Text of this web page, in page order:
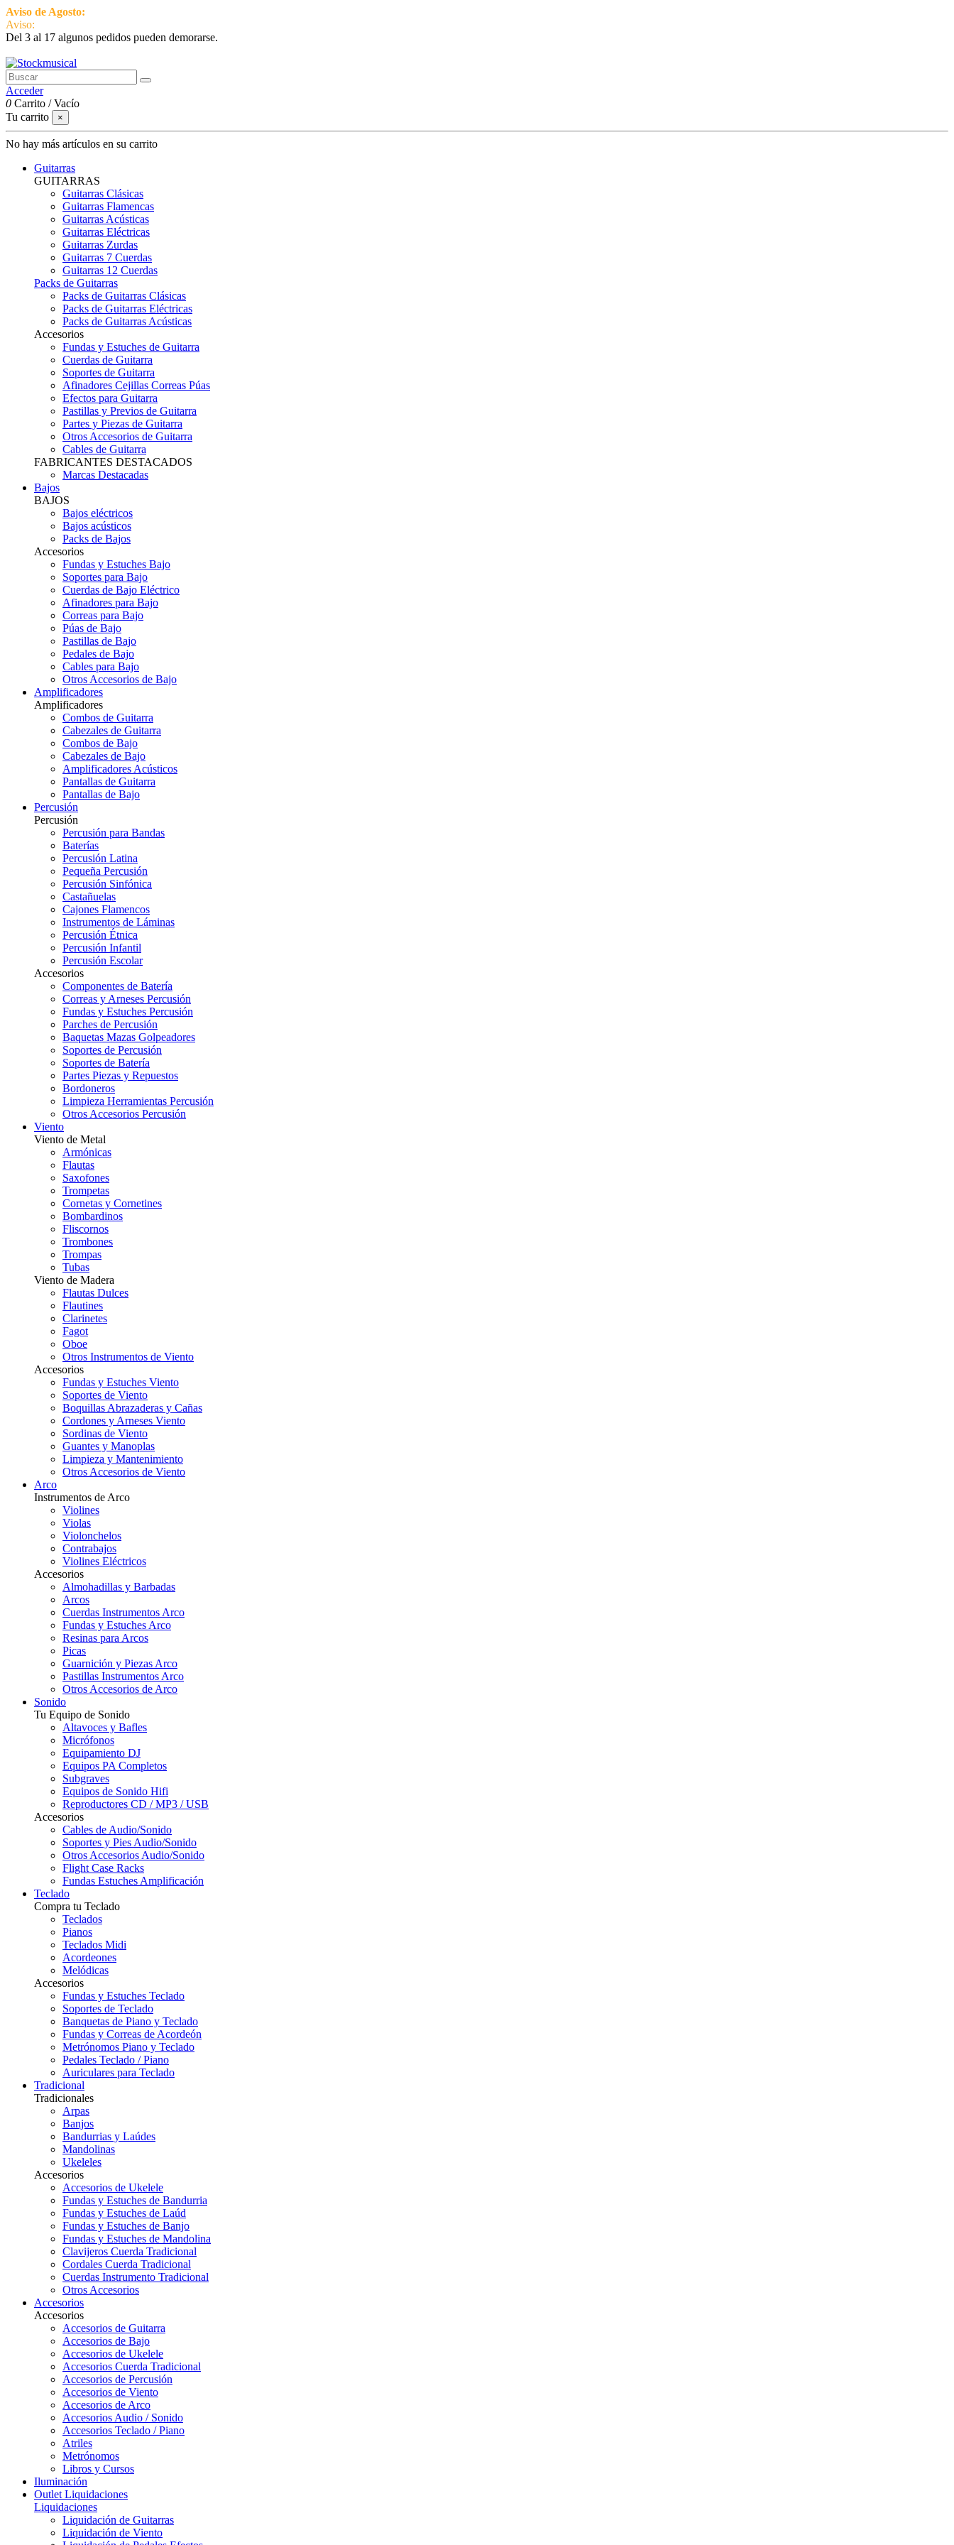
Aviso de Agosto:
Aviso:
Del 3 al 17 algunos pedidos pueden demorarse.
Acceder
0 Carrito /Vacío
Tu carrito
×
No hay más artículos en su carrito
Guitarras
GUITARRAS
Guitarras Clásicas
Guitarras Flamencas
Guitarras Acústicas
Guitarras Eléctricas
Guitarras Zurdas
Guitarras 7 Cuerdas
Guitarras 12 Cuerdas
Packs de Guitarras
Packs de Guitarras Clásicas
Packs de Guitarras Eléctricas
Packs de Guitarras Acústicas
Accesorios
Fundas y Estuches de Guitarra
Cuerdas de Guitarra
Soportes de Guitarra
Afinadores Cejillas Correas Púas
Efectos para Guitarra
Pastillas y Previos de Guitarra
Partes y Piezas de Guitarra
Otros Accesorios de Guitarra
Cables de Guitarra
FABRICANTES DESTACADOS
Marcas Destacadas
Bajos
BAJOS
Bajos eléctricos
Bajos acústicos
Packs de Bajos
Accesorios
Fundas y Estuches Bajo
Soportes para Bajo
Cuerdas de Bajo Eléctrico
Afinadores para Bajo
Correas para Bajo
Púas de Bajo
Pastillas de Bajo
Pedales de Bajo
Cables para Bajo
Otros Accesorios de Bajo
Amplificadores
Amplificadores
Combos de Guitarra
Cabezales de Guitarra
Combos de Bajo
Cabezales de Bajo
Amplificadores Acústicos
Pantallas de Guitarra
Pantallas de Bajo
Percusión
Percusión
Percusión para Bandas
Baterías
Percusión Latina
Pequeña Percusión
Percusión Sinfónica
Castañuelas
Cajones Flamencos
Instrumentos de Láminas
Percusión Étnica
Percusión Infantil
Percusión Escolar
Accesorios
Componentes de Batería
Correas y Arneses Percusión
Fundas y Estuches Percusión
Parches de Percusión
Baquetas Mazas Golpeadores
Soportes de Percusión
Soportes de Batería
Partes Piezas y Repuestos
Bordoneros
Limpieza Herramientas Percusión
Otros Accesorios Percusión
Viento
Viento de Metal
Armónicas
Flautas
Saxofones
Trompetas
Cornetas y Cornetines
Bombardinos
Fliscornos
Trombones
Trompas
Tubas
Viento de Madera
Flautas Dulces
Flautines
Clarinetes
Fagot
Oboe
Otros Instrumentos de Viento
Accesorios
Fundas y Estuches Viento
Soportes de Viento
Boquillas Abrazaderas y Cañas
Cordones y Arneses Viento
Sordinas de Viento
Guantes y Manoplas
Limpieza y Mantenimiento
Otros Accesorios de Viento
Arco
Instrumentos de Arco
Violines
Violas
Violonchelos
Contrabajos
Violines Eléctricos
Accesorios
Almohadillas y Barbadas
Arcos
Cuerdas Instrumentos Arco
Fundas y Estuches Arco
Resinas para Arcos
Picas
Guarnición y Piezas Arco
Pastillas Instrumentos Arco
Otros Accesorios de Arco
Sonido
Tu Equipo de Sonido
Altavoces y Bafles
Micrófonos
Equipamiento DJ
Equipos PA Completos
Subgraves
Equipos de Sonido Hifi
Reproductores CD / MP3 / USB
Accesorios
Cables de Audio/Sonido
Soportes y Pies Audio/Sonido
Otros Accesorios Audio/Sonido
Flight Case Racks
Fundas Estuches Amplificación
Teclado
Compra tu Teclado
Teclados
Pianos
Teclados Midi
Acordeones
Melódicas
Accesorios
Fundas y Estuches Teclado
Soportes de Teclado
Banquetas de Piano y Teclado
Fundas y Correas de Acordeón
Metrónomos Piano y Teclado
Pedales Teclado / Piano
Auriculares para Teclado
Tradicional
Tradicionales
Arpas
Banjos
Bandurrias y Laúdes
Mandolinas
Ukeleles
Accesorios
Accesorios de Ukelele
Fundas y Estuches de Bandurria
Fundas y Estuches de Laúd
Fundas y Estuches de Banjo
Fundas y Estuches de Mandolina
Clavijeros Cuerda Tradicional
Cordales Cuerda Tradicional
Cuerdas Instrumento Tradicional
Otros Accesorios
Accesorios
Accesorios
Accesorios de Guitarra
Accesorios de Bajo
Accesorios de Ukelele
Accesorios Cuerda Tradicional
Accesorios de Percusión
Accesorios de Viento
Accesorios de Arco
Accesorios Audio / Sonido
Accesorios Teclado / Piano
Atriles
Metrónomos
Libros y Cursos
Iluminación
Outlet Liquidaciones
Liquidaciones
Liquidación de Guitarras
Liquidación de Viento